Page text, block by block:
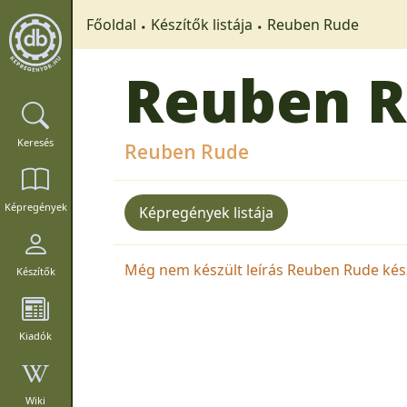
Keresés
Képregények
Készítők
Kiadók
Wiki
Főoldal Készítők listája Reuben Rude
Reuben
Reuben Rude
Képregények listája
Még nem készült leírás Reuben Rude